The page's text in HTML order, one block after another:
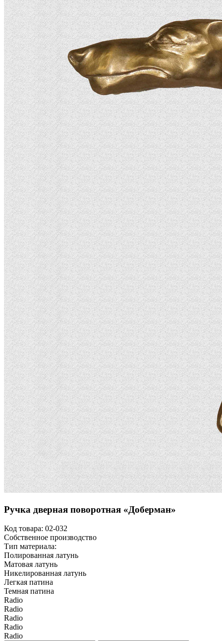
Ручка дверная поворотная «Доберман»
Код товара: 02-032
Собственное производство
Тип материала:
Полированная латунь
Матовая латунь
Никелированная латунь
Легкая патина
Темная патина
Radio
Radio
Radio
Radio
Radio